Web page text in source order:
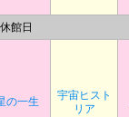
休館日
の一生
宇宙ヒスト
リア